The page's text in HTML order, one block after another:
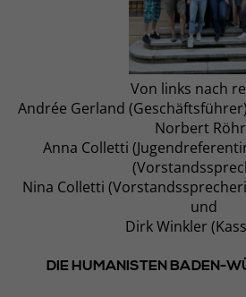
Von links nach
Andrée Gerland
Norbert
Anna Colletti
Nina Colletti
und
Dirk Winkler
DIE HUMANISTEN BADEN-